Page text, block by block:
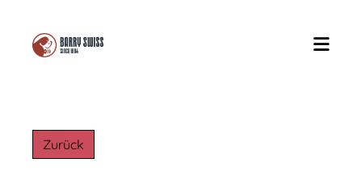
Zurück